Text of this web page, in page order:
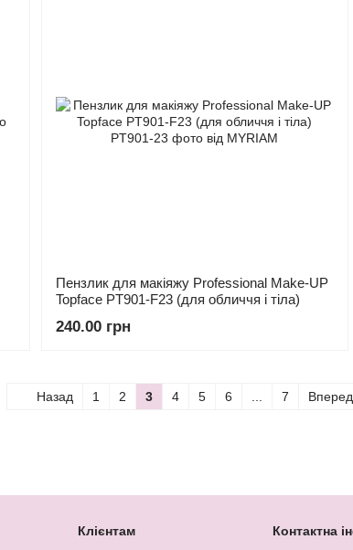
Пензлик для макіяжу Professional Make-UP
Topface PT901-F23 (для обличчя і тіла)
240.00 грн
Назад 1 2 3 4 5 6 7 Вперед
Клієнтам Контактна